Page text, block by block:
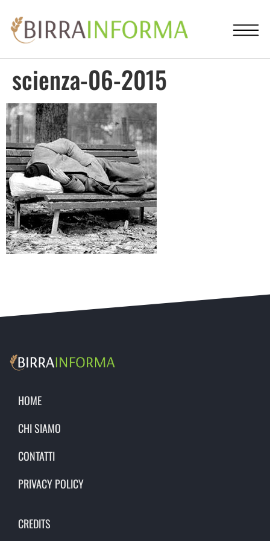
scienza-06-2015
HOME
CHI SIAMO
CONTATTI
PRIVACY POLICY
CREDITS